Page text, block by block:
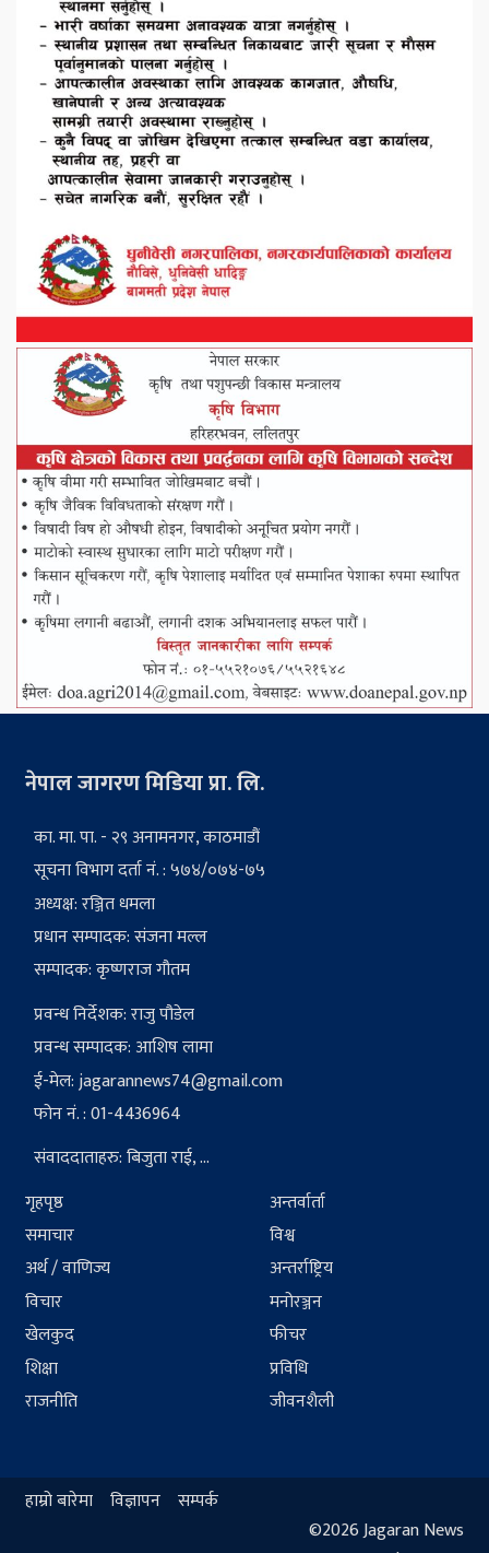
नेपाल जागरण मिडिया प्रा. लि.
का. मा. पा. - २९ अनामनगर, काठमाडौं
सूचना विभाग दर्ता नं. : ५७४/०७४-७५
अध्यक्ष: रञ्जित धमला
प्रधान सम्पादक: संजना मल्ल
सम्पादक: कृष्णराज गौतम
प्रवन्ध निर्देशक: राजु पौडेल
प्रवन्ध सम्पादक: आशिष लामा
ई-मेल:jagarannews74@gmail.com
फोन नं. : 01-4436964
संवाददाताहरु: बिजुता राई, ...
गृहपृष्ठ
समाचार
अर्थ / वाणिज्य
विचार
खेलकुद
शिक्षा
राजनीति
अन्तर्वार्ता
विश्व
अन्तर्राष्ट्रिय
मनोरञ्जन
फीचर
प्रविधि
जीवनशैली
हाम्रो बारेमा विज्ञापन सम्पर्क
©2026 Jagaran News